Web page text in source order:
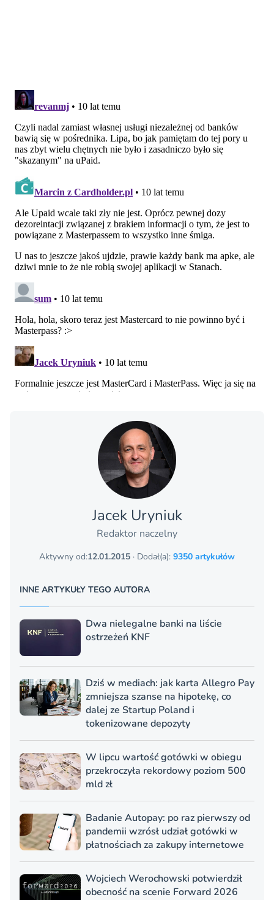
Jacek Uryniuk
Redaktor naczelny
Aktywny od:12.01.2015 · Dodał(a): 9350 artykułów
INNE ARTYKUŁY TEGO AUTORA
Dwa nielegalne banki na liście
ostrzeżeń KNF
Dziś w mediach: jak karta Allegro Pay
zmniejsza szanse na hipotekę, co
dalej ze Startup Poland i
tokenizowane depozyty
W lipcu wartość gotówki w obiegu
przekroczyła rekordowy poziom 500
mld zł
Badanie Autopay: po raz pierwszy od
pandemii wzrósł udział gotówki w
płatnościach za zakupy internetowe
Wojciech Werochowski potwierdził
obecność na scenie Forward 2026